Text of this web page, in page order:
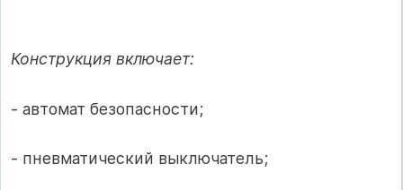
Конструкция включает:
- автомат безопасности;
- пневматический выключатель;